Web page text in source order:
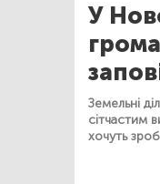
У
Земельні
сітчастим
хочуть